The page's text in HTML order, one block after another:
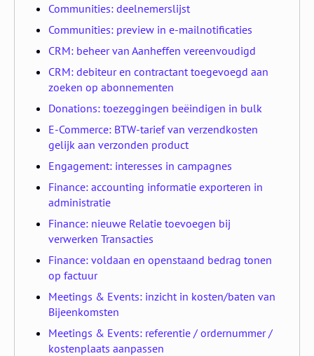
Communities: deelnemerslijst
Communities: preview in e-mailnotificaties
CRM: beheer van Aanheffen vereenvoudigd
CRM: debiteur en contractant toegevoegd aan
zoeken op abonnementen
Donations: toezeggingen beëindigen in bulk
E-Commerce: BTW-tarief van verzendkosten
gelijk aan verzonden product
Engagement: interesses in campagnes
Finance: accounting informatie exporteren in
administratie
Finance: nieuwe Relatie toevoegen bij
verwerken Transacties
Finance: voldaan en openstaand bedrag tonen
op factuur
Meetings & Events: inzicht in kosten/baten van
Bijeenkomsten
Meetings & Events: referentie / ordernummer /
kostenplaats aanpassen